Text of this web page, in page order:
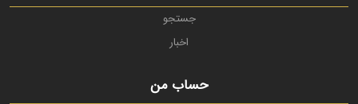
جستجو
اخبار
حساب من